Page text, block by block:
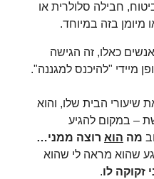
חבילה סלולרית או
מיומן בזה במיוחד.
כאלו, זה הגישה
מיידי "להיכנס למגננה".
הבית שלו, והוא
– במקום להגיע
מה הוא רוצה ממני…
שהוא מראה לי שהוא
זקוקה לו.